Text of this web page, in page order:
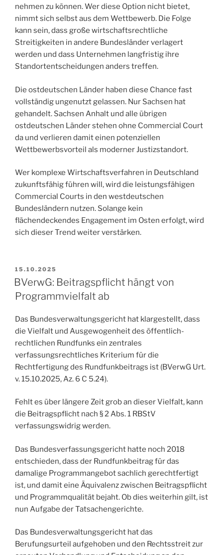
nehmen zu können. Wer diese Option nicht bietet,
nimmt sich selbst aus dem Wettbewerb. Die Folge
kann sein, dass große wirtschaftsrechtliche
Streitigkeiten in andere Bundesländer verlagert
werden und dass Unternehmen langfristig ihre
Standortentscheidungen anders treffen.
Die ostdeutschen Länder haben diese Chance fast
vollständig ungenutzt gelassen. Nur Sachsen hat
gehandelt. Sachsen Anhalt und alle übrigen
ostdeutschen Länder stehen ohne Commercial Court
da und verlieren damit einen potenziellen
Wettbewerbsvorteil als moderner Justizstandort.
Wer komplexe Wirtschaftsverfahren in Deutschland
zukunftsfähig führen will, wird die leistungsfähigen
Commercial Courts in den westdeutschen
Bundesländern nutzen. Solange kein
flächendeckendes Engagement im Osten erfolgt, wird
sich dieser Trend weiter verstärken.
VERÖFFENTLICHT
AM
15.10.2025
BVerwG: Beitragspflicht hängt von
Programmvielfalt ab
Das Bundesverwaltungsgericht hat klargestellt, dass
die Vielfalt und Ausgewogenheit des öffentlich-
rechtlichen Rundfunks ein zentrales
verfassungsrechtliches Kriterium für die
Rechtfertigung des Rundfunkbeitrags ist (BVerwG Urt.
v. 15.10.2025, Az. 6 C 5.24).
Fehlt es über längere Zeit grob an dieser Vielfalt, kann
die Beitragspflicht nach § 2 Abs. 1 RBStV
verfassungswidrig werden.
Das Bundesverfassungsgericht hatte noch 2018
entschieden, dass der Rundfunkbeitrag für das
damalige Programmangebot sachlich gerechtfertigt
ist, und damit eine Äquivalenz zwischen Beitragspflicht
und Programmqualität bejaht. Ob dies weiterhin gilt, ist
nun Aufgabe der Tatsachengerichte.
Das Bundesverwaltungsgericht hat das
Berufungsurteil aufgehoben und den Rechtsstreit zur